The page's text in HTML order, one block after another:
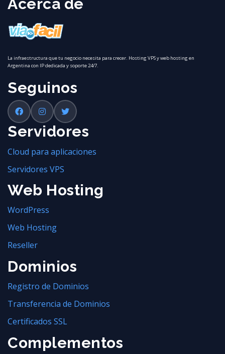
Acerca de
La infraestructura que tu negocio necesita para crecer. Hosting VPS y web hosting en
Argentina con IP dedicada y soporte 24/7.
Seguinos
Servidores
Cloud para aplicaciones
Servidores VPS
Web Hosting
WordPress
Web Hosting
Reseller
Dominios
Registro de Dominios
Transferencia de Dominios
Certificados SSL
Complementos